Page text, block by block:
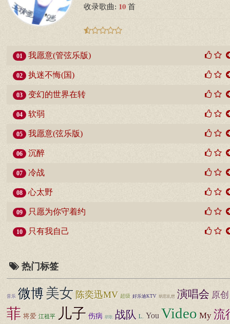
收录歌曲: 10 首
01 我愿意(管弦乐版)
02 执迷不悔(国)
03 变幻的世界在转
04 软弱
05 我愿意(弦乐版)
06 沉醉
07 冷战
08 心太野
09 只愿为你守着约
10 只有我自己
热门标签
音乐 微博美女 陈奕迅MV 超级 好乐迪KTV 胡思乱想 演唱会 原创
菲 将爱 江祖平 儿子 伤病 胡歌 战队 L. You Video My 流